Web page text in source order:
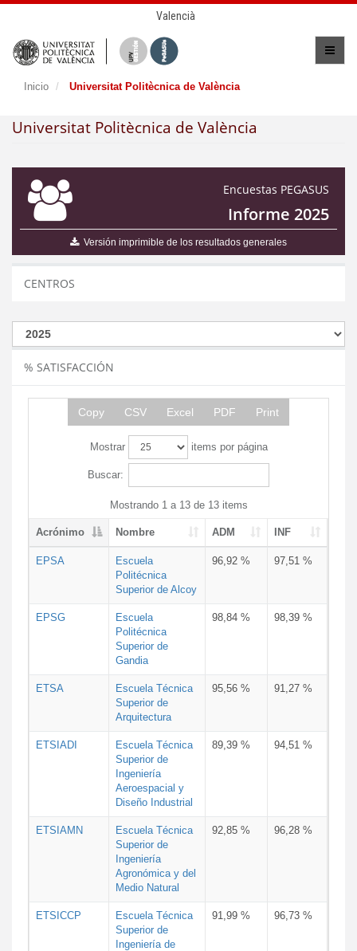
Valencià
Inicio Universitat Politècnica de València
Universitat Politècnica de València
Encuestas PEGASUS
Informe 2025
Versión imprimible de los resultados generales
CENTROS
% SATISFACCIÓN
Copy CSV Excel PDF Print
Mostrar items por página
Buscar:
Mostrando 1 a 13 de 13 items
Acrónimo Nombre ADM INF
EPSA
Escuela
Politécnica
Superior de Alcoy
96,92 % 97,51 %
EPSG
Escuela
Politécnica
Superior de
Gandia
98,84 % 98,39 %
ETSA
Escuela Técnica
Superior de
Arquitectura
95,56 % 91,27 %
ETSIADI
Escuela Técnica
Superior de
Ingeniería
Aeroespacial y
Diseño Industrial
89,39 % 94,51 %
ETSIAMN
Escuela Técnica
Superior de
Ingeniería
Agronómica y del
Medio Natural
92,85 % 96,28 %
ETSICCP
Escuela Técnica
Superior de
Ingeniería de
91,99 % 96,73 %